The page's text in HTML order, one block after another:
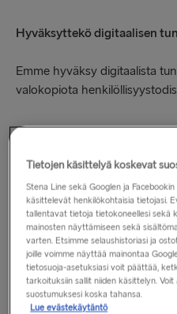
Hyväksyttekö digitaalisen
Emme hyväksy digitaalista
valokopiota
tehdä?
Ota yhteyttä
varaustasi, et ehkä saa
ehkä ole voimassa.
Milloin minun on esitettävä
Tietojen käsittelyä koskevat
Stena Line sekä Googlen ja
käsittelevät henkilökohtaisia tietojasi.
tallentavat tietoja tietokoneellesi sekä
mainosten näyttämiseen sekä
varten. Etsimme selaushistoriasi ja
joille voimme näyttää mainontaa
tietosuoja-asetuksiasi voit päättää,
tarkoituksiin sallit niiden käsittelyn.
suostumuksesi koska tahansa.
Lue evästekäytäntö